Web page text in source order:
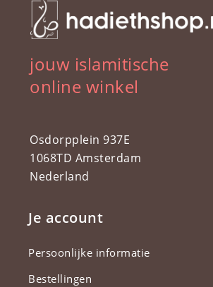
jouw islamitische
online winkel
Osdorpplein 937E
1068TD Amsterdam
Nederland
Je account
Persoonlijke informatie
Bestellingen